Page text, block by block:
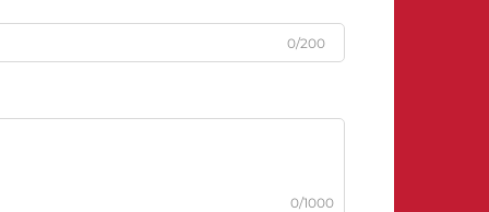
0/200
0/1000